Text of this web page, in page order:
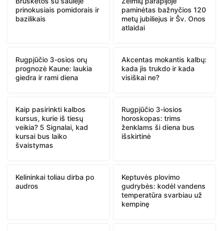
prinokusiais pomidorais ir
bazilikais
paminėtas bažnyčios 120
metų jubiliejus ir Šv. Onos
atlaidai
Rugpjūčio 3-osios orų
prognozė Kaune: laukia
giedra ir rami diena
Akcentas mokantis kalbų:
kada jis trukdo ir kada
visiškai ne?
Kaip pasirinkti kalbos
kursus, kurie iš tiesų
veikia? 5 Signalai, kad
kursai bus laiko
švaistymas
Rugpjūčio 3-iosios
horoskopas: trims
ženklams ši diena bus
išskirtinė
Kelininkai toliau dirba po
audros
Keptuvės plovimo
gudrybės: kodėl vandens
temperatūra svarbiau už
kempinę